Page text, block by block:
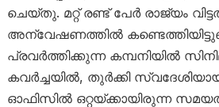
ചെയ്തു. മറ്റ് രണ്ട് പേർ രാജ്യം
അന്വേഷണത്തിൽ
പ്രവർത്തിക്കുന്ന കമ്പനിയിൽ
കവർച്ചയിൽ, തുർക്കി
ഓഫിസിൽ ഒറ്റയ്ക്കായിരുന്ന